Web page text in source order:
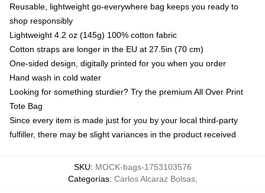
Reusable, lightweight go-everywhere bag keeps you ready to
shop responsibly
Lightweight 4.2 oz (145g) 100% cotton fabric
Cotton straps are longer in the EU at 27.5in (70 cm)
One-sided design, digitally printed for you when you order
Hand wash in cold water
Looking for something sturdier? Try the premium All Over Print
Tote Bag
Since every item is made just for you by your local third-party
fulfiller, there may be slight variances in the product received
SKU: MOCK-bags-1753103576
Categorías: Carlos Alcaraz Bolsas,